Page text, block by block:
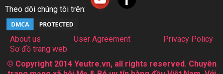
Theo dõi chúng tôi trên:
About us User Agreement
Privacy Policy
Sơ đồ trang web
© Copyright 2014 Yeutre.vn, all rights reserved. Chuyên